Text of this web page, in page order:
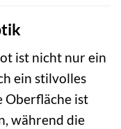
ist nicht nur ein
ein stilvolles
Oberfläche ist
während die